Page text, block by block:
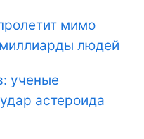
мимо
людей
ученые
астероида